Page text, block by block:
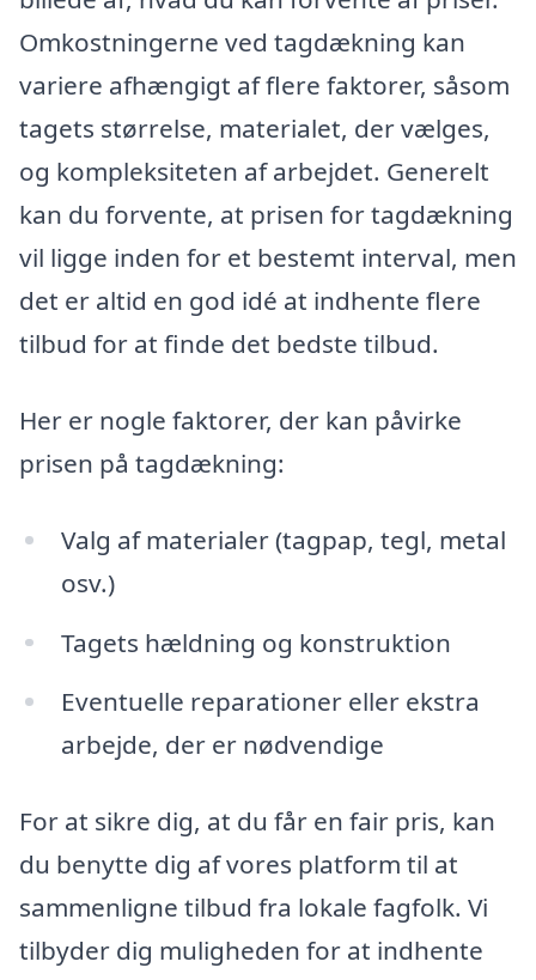
Omkostningerne ved tagdækning kan
variere afhængigt af flere faktorer, såsom
tagets størrelse, materialet, der vælges,
og kompleksiteten af arbejdet. Generelt
kan du forvente, at prisen for tagdækning
vil ligge inden for et bestemt interval, men
det er altid en god idé at indhente flere
tilbud for at finde det bedste tilbud.
Her er nogle faktorer, der kan påvirke
prisen på tagdækning:
Valg af materialer (tagpap, tegl, metal
osv.)
Tagets hældning og konstruktion
Eventuelle reparationer eller ekstra
arbejde, der er nødvendige
For at sikre dig, at du får en fair pris, kan
du benytte dig af vores platform til at
sammenligne tilbud fra lokale fagfolk. Vi
tilbyder dig muligheden for at indhente